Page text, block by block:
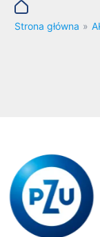
Strona główna »